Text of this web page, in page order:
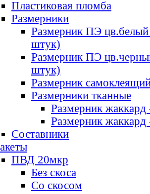
Пластиковая пломба
Размерники
Размерник ПЭ цв.белый
штук)
Размерник ПЭ
штук)
Размерник
Размерники тканные
Размерник
Размерник
Составники
ПВД 20мкр
Без скоса
Со скосом